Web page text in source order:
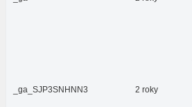
_ga_SJP3SNHNN3 2 roky